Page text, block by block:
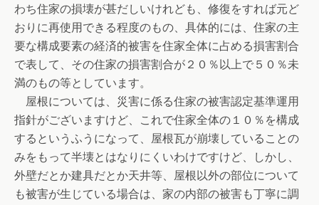
わち住家の損壊が甚だしいけれども、修復をすれば元ど
おりに再使用できる程度のもの、具体的には、住家の主
要な構成要素の経済的被害を住家全体に占める損害割合
で表して、その住家の損害割合が２０％以上で５０％未
満のもの等としています。
屋根については、災害に係る住家の被害認定基準運用
指針がございますけど、これで住家全体の１０％を構成
するというふうになって、屋根瓦が崩壊していることの
みをもって半壊とはなりにくいわけですけど、しかし、
外壁だとか建具だとか天井等、屋根以外の部位について
も被害が生じている場合は、家の内部の被害も丁寧に調